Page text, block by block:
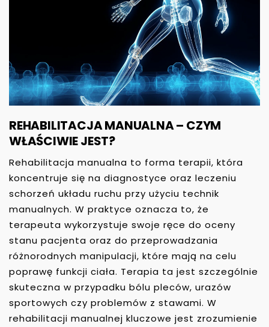
REHABILITACJA MANUALNA – CZYM
WŁAŚCIWIE JEST?
Rehabilitacja manualna to forma terapii, która
koncentruje się na diagnostyce oraz leczeniu
schorzeń układu ruchu przy użyciu technik
manualnych. W praktyce oznacza to, że
terapeuta wykorzystuje swoje ręce do oceny
stanu pacjenta oraz do przeprowadzania
różnorodnych manipulacji, które mają na celu
poprawę funkcji ciała. Terapia ta jest szczególnie
skuteczna w przypadku bólu pleców, urazów
sportowych czy problemów z stawami. W
rehabilitacji manualnej kluczowe jest zrozumienie